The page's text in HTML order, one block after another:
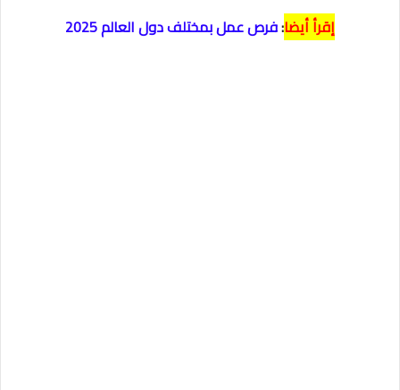
إقرأ أيضا:فرص عمل بمختلف دول العالم 2025